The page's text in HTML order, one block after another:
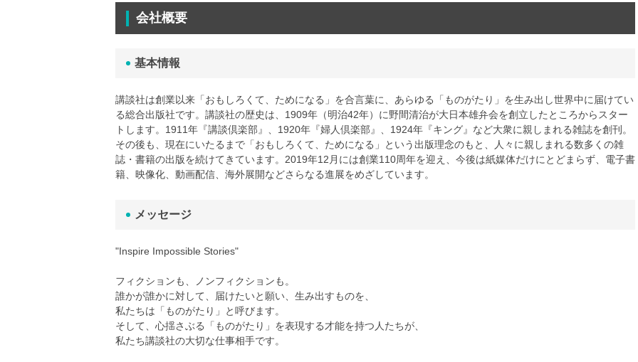
会社概要
基本情報
講談社は創業以来「おもしろくて、ためになる」を合言葉に、あらゆる「ものがたり」を生み出し世界中に届けてい
る総合出版社です。講談社の歴史は、1909年（明治42年）に野間清治が大日本雄弁会を創立したところからスター
トします。1911年『講談倶楽部』、1920年『婦人倶楽部』、1924年『キング』など大衆に親しまれる雑誌を創刊。
その後も、現在にいたるまで「おもしろくて、ためになる」という出版理念のもと、人々に親しまれる数多くの雑
誌・書籍の出版を続けてきています。2019年12月には創業110周年を迎え、今後は紙媒体だけにとどまらず、電子書
籍、映像化、動画配信、海外展開などさらなる進展をめざしています。
メッセージ
"Inspire Impossible Stories"
フィクションも、ノンフィクションも。
誰かが誰かに対して、届けたいと願い、生み出すものを、
私たちは「ものがたり」と呼びます。
そして、心揺さぶる「ものがたり」を表現する才能を持つ人たちが、
私たち講談社の大切な仕事相手です。